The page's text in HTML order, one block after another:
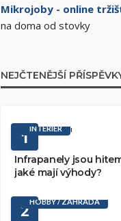
Mikrojoby - online
na doma od stovky
NEJČTENĚJŠÍ
1 INTERIÉR
Infrapanely jsou
jaké mají výhody?
2HOBBY / ZAHRADA